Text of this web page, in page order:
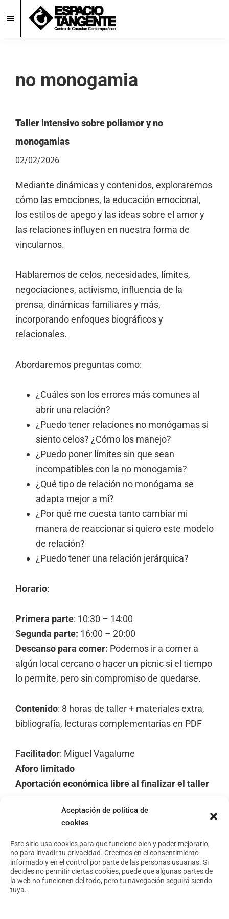
Aceptación de política de
cookies
Este sitio usa cookies para que funcione bien y poder mejorarlo,
no para invadir tu privacidad. Creemos en el consentimiento
informado y en el control por parte de las personas usuarias. Si
decides no permitir ciertas cookies, puede que algunas partes de
la web no funcionen del todo, pero tu navegación seguirá siendo
tuya.
to
main
to
footerEspacio
Contemporánea
Burgos
no monogamia
Taller intensivo sobre poliamor y no
monogamias
02/02/2026
Mediante dinámicas y contenidos, exploraremos
cómo las emociones, la educación emocional,
los estilos de apego y las ideas sobre el amor y
las relaciones influyen en nuestra forma de
vincularnos.
Hablaremos de celos, necesidades, límites,
negociaciones, activismo, influencia de la
prensa, dinámicas familiares y más,
incorporando enfoques biográficos y
relacionales.
Abordaremos preguntas como:
¿Cuáles son los errores más comunes al
abrir una relación?
¿Puedo tener relaciones no monógamas si
siento celos? ¿Cómo los manejo?
¿Puedo poner límites sin que sean
incompatibles con la no monogamia?
¿Qué tipo de relación no monógama se
adapta mejor a mí?
¿Por qué me cuesta tanto cambiar mi
manera de reaccionar si quiero este modelo
de relación?
¿Puedo tener una relación jerárquica?
Horario:
Primera parte: 10:30 – 14:00
Segunda parte: 16:00 – 20:00
Descanso para comer: Podemos ir a comer a
algún local cercano o hacer un picnic si el tiempo
lo permite, pero sin compromiso de quedarse.
Contenido: 8 horas de taller + materiales extra,
bibliografía, lecturas complementarias en PDF
Facilitador: Miguel Vagalume
Aforo limitado
Aportación económica libre al finalizar el taller
Política de privacidad
Política de cookies
Conoce nuestro espacio